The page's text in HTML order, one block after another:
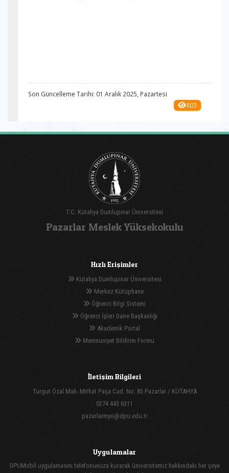
Son Güncelleme Tarihi: 01 Aralık 2025, Pazartesi
803
T.C. Kütahya Dumlupınar Üniversitesi
Pazarlar Meslek Yüksekokulu
Hızlı Erişimler
Kütahya Dumlupınar Üniversitesi
Merkez Kütüphane
Öğrenci Bilgi Sistemi
Öğrenci İşleri Daire Başkanlığı
Akademik Portal
Memnuniyet Bildirim Formu
İletişim Bilgileri
Turgut Özal Mah. Mithat Paşa Cad. No: 83 Pazarlar / KÜTAHYA
0274 443 6311
pazarlarmyo@dpu.edu.tr
Uygulamalar
DPUMobil uygulamasını telefonunuza kurarak üniversitemiz hakkındaki her şeye